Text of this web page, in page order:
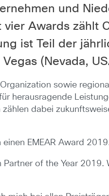
und
Awards zählt
ist Teil der
(Nevada,
sowie
herausragende
dabei
EMEAR Award
of the Year 2019.